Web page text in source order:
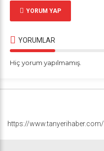
YORUM YAP
YORUMLAR
Hiç yorum yapılmamış.
https://www.tanyerihaber.com/